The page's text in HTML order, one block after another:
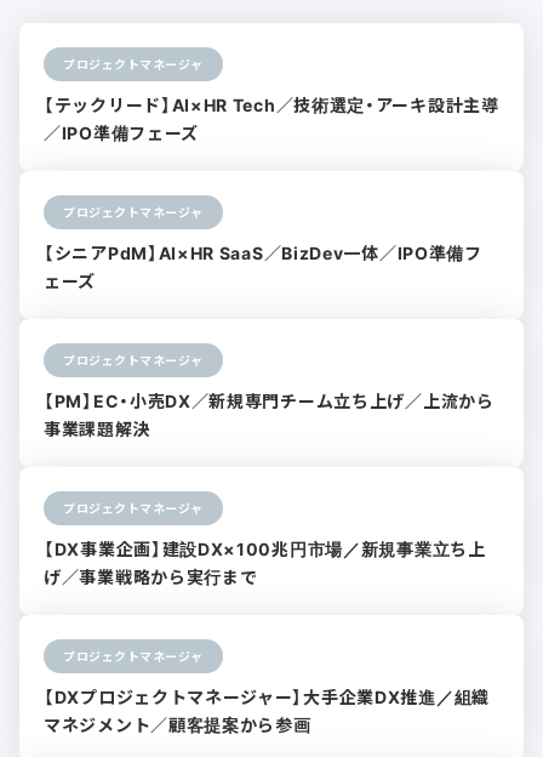
プロジェクトマネージャ
【テックリード】AI×HR Tech／技術選定・アーキ設計主導
／IPO準備フェーズ
プロジェクトマネージャ
【シニアPdM】AI×HR SaaS／BizDev一体／IPO準備フ
ェーズ
プロジェクトマネージャ
【PM】EC・小売DX／新規専門チーム立ち上げ／上流から
事業課題解決
プロジェクトマネージャ
【DX事業企画】建設DX×100兆円市場／新規事業立ち上
げ／事業戦略から実行まで
プロジェクトマネージャ
【DXプロジェクトマネージャー】大手企業DX推進／組織
マネジメント／顧客提案から参画